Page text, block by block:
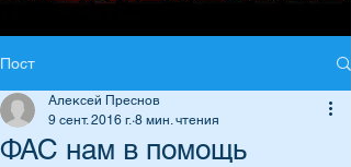
Пост
ФАС нам в помощь
Алексей Преснов
9 сент. 2016 г. 8 мин. чтения